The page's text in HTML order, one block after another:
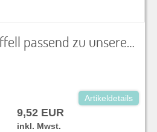
Dekoratives Schaffell passend zu unseren rustikalen Möbeln LxB 100x60 cm
Artikeldetails
9,52 EUR
inkl. Mwst.